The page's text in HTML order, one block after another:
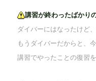
講習が終わったばかり
ダイバーにはなったけど
もうダイバーだからと、
講習でやったことの復習